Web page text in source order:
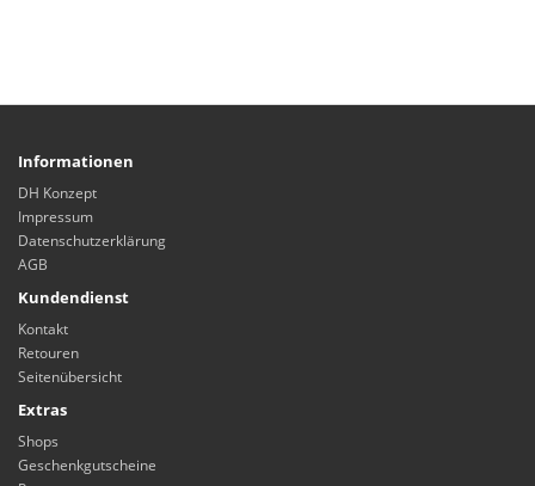
Informationen
DH Konzept
Impressum
Datenschutzerklärung
AGB
Kundendienst
Kontakt
Retouren
Seitenübersicht
Extras
Shops
Geschenkgutscheine